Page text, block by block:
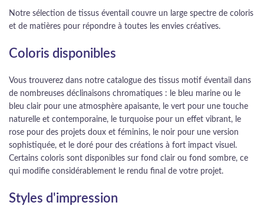
Notre sélection de tissus éventail couvre un large spectre de coloris
et de matières pour répondre à toutes les envies créatives.
Coloris disponibles
Vous trouverez dans notre catalogue des tissus motif éventail dans
de nombreuses déclinaisons chromatiques : le bleu marine ou le
bleu clair pour une atmosphère apaisante, le vert pour une touche
naturelle et contemporaine, le turquoise pour un effet vibrant, le
rose pour des projets doux et féminins, le noir pour une version
sophistiquée, et le doré pour des créations à fort impact visuel.
Certains coloris sont disponibles sur fond clair ou fond sombre, ce
qui modifie considérablement le rendu final de votre projet.
Styles d'impression